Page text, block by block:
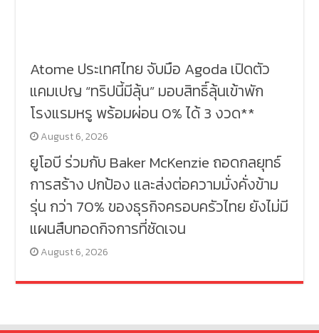
Atome ประเทศไทย จับมือ Agoda เปิดตัว
แคมเปญ “ทริปนี้มีลุ้น” มอบสิทธิ์ลุ้นเข้าพัก
โรงแรมหรู พร้อมผ่อน 0% ได้ 3 งวด**
August 6, 2026
ยูโอบี ร่วมกับ Baker McKenzie ถอดกลยุทธ์
การสร้าง ปกป้อง และส่งต่อความมั่งคั่งข้าม
รุ่น กว่า 70% ของธุรกิจครอบครัวไทย ยังไม่มี
แผนสืบทอดกิจการที่ชัดเจน
August 6, 2026